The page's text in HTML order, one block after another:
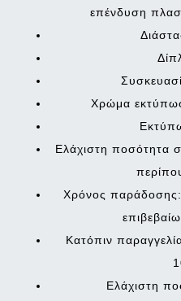
επένδυση
Χρώμα
Eλάχιστη ποσότητα
Χρόνος
Κατόπιν
Ελάχιστη